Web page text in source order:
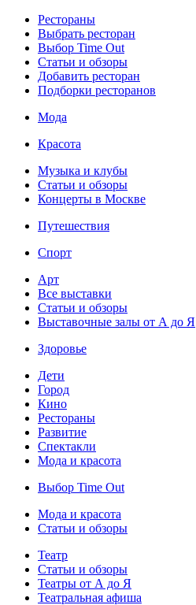
Рестораны
Выбрать ресторан
Выбор Time Out
Статьи и обзоры
Добавить ресторан
Подборки ресторанов
Мода
Красота
Музыка и клубы
Статьи и обзоры
Концерты в Москве
Путешествия
Спорт
Арт
Все выставки
Статьи и обзоры
Выставочные залы от А до Я
Здоровье
Дети
Город
Кино
Рестораны
Развитие
Спектакли
Мода и красота
Выбор Time Out
Мода и красота
Статьи и обзоры
Театр
Статьи и обзоры
Театры от А до Я
Театральная афиша